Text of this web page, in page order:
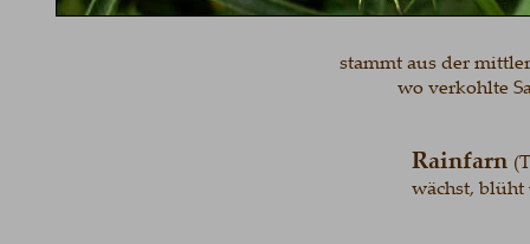
stammt aus der
wo verkohlte
Rainfarn
wächst, blüht